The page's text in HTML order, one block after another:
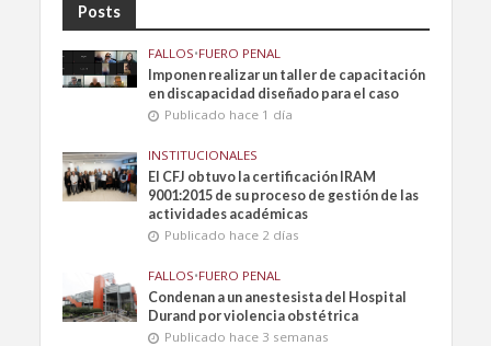
Posts
FALLOS•FUERO PENAL
Imponen realizar un taller de capacitación
en discapacidad diseñado para el caso
Publicado hace 1 día
INSTITUCIONALES
El CFJ obtuvo la certificación IRAM
9001:2015 de su proceso de gestión de las
actividades académicas
Publicado hace 2 días
FALLOS•FUERO PENAL
Condenan a un anestesista del Hospital
Durand por violencia obstétrica
Publicado hace 3 semanas